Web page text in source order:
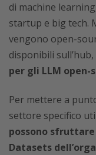
di machine
startup e big tech.
vengono open-
disponibili sull’hub,
per gli LLM
Per mettere a
settore specifico
possono
Datasets